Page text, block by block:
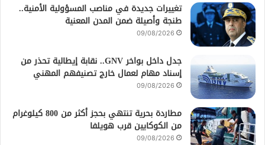
تغييرات جديدة في مناصب المسؤولية الأمنية..
طنجة وأصيلة ضمن المدن المعنية
09/08/2026
جدل داخل بواخر GNV.. نقابة إيطالية تحذر من
إسناد مهام لعمال خارج تصنيفهم المهني
09/08/2026
مطاردة بحرية تنتهي بحجز أكثر من 800 كيلوغرام
من الكوكايين قرب هويلفا
09/08/2026